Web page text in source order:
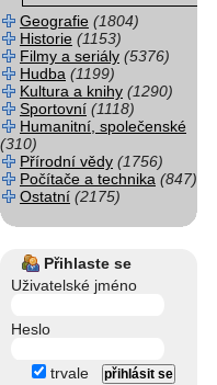
Geografie (1804)
Historie (1153)
Filmy a seriály (5376)
Hudba (1199)
Kultura a knihy (1290)
Sportovní (1118)
Humanitní, společenské
(310)
Přírodní vědy (1756)
Počítače a technika (847)
Ostatní (2175)
Přihlaste se
Uživatelské jméno
Heslo
trvale